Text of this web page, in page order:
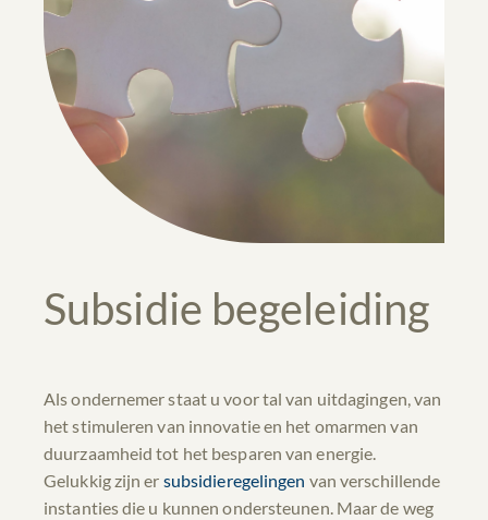
Subsidie begeleiding
Als ondernemer staat u voor tal van uitdagingen, van
het stimuleren van innovatie en het omarmen van
duurzaamheid tot het besparen van energie.
Gelukkig zijn er subsidieregelingen van verschillende
instanties die u kunnen ondersteunen. Maar de weg